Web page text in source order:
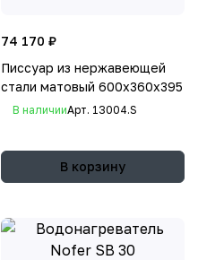
74 170 ₽
Писсуар из нержавеющей
стали матовый 600х360х395
В наличииАрт. 13004.S
В корзину